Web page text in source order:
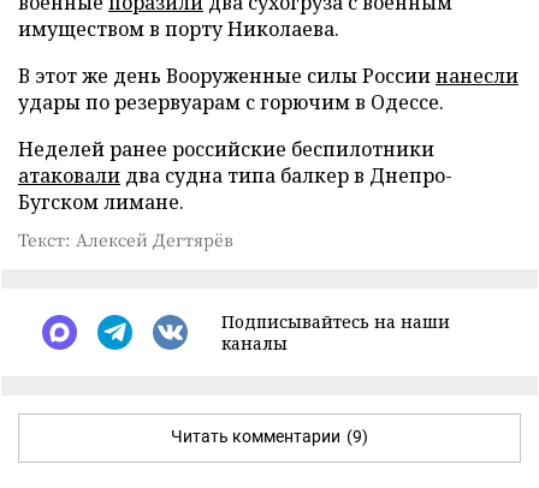
имуществом в порту Николаева.
В этот же день Вооруженные силы Россиинанесли
удары по резервуарам с горючим в Одессе.
Неделей ранее российские беспилотники
атаковали два судна типа балкер в Днепро-
Бугском лимане.
Текст: Алексей Дегтярёв
Подписывайтесь на наши
каналы
Читать комментарии (9)